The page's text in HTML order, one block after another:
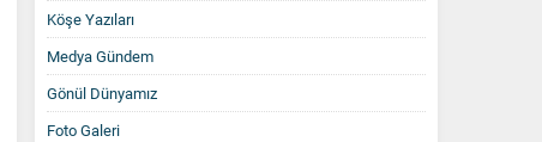
Köşe Yazıları
Medya Gündem
Gönül Dünyamız
Foto Galeri